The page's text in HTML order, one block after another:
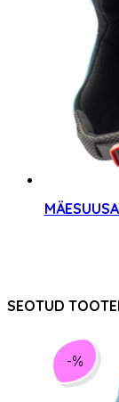
SEOTUD
-%